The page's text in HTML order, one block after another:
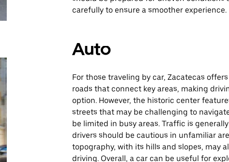
carefully to ensure a smoother experience.
Auto
For those traveling by car, Zacatecas
roads that connect key areas, making
option. However, the historic center
streets that may be challenging to
be limited in busy areas. Traffic is
drivers should be cautious in unfamiliar
topography, with its hills and slopes, may
driving. Overall, a car can be useful for